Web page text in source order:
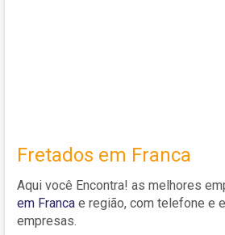
Fretados em Franca
Aqui você Encontra! as melhores
em Franca e região, com telefone e
empresas.